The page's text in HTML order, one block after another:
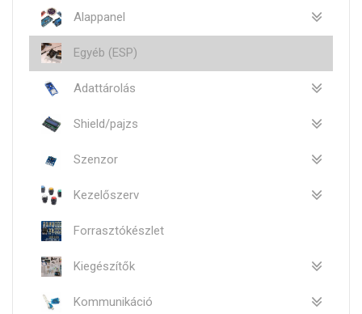
Alappanel
Egyéb (ESP)
Adattárolás
Shield/pajzs
Szenzor
Kezelőszerv
Forrasztókészlet
Kiegészítők
Kommunikáció